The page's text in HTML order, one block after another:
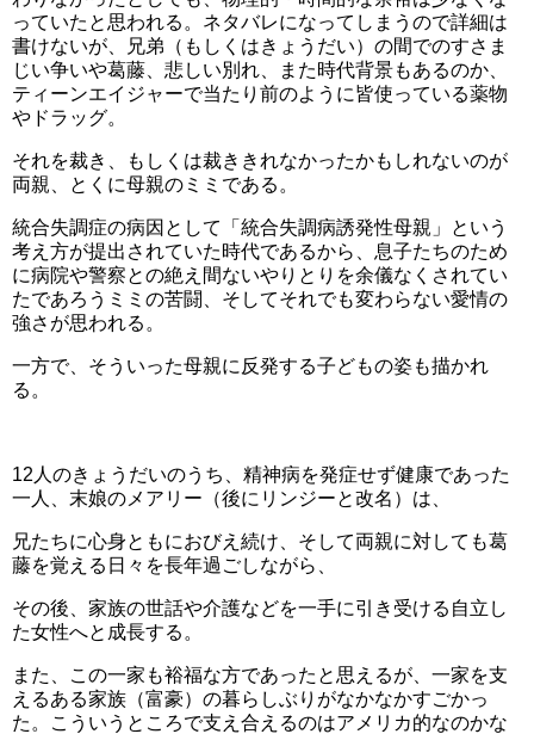
っていたと思われる。ネタバレになってしまうので詳細は
書けないが、兄弟（もしくはきょうだい）の間でのすさま
じい争いや葛藤、悲しい別れ、また時代背景もあるのか、
ティーンエイジャーで当たり前のように皆使っている薬物
やドラッグ。
それを裁き、もしくは裁ききれなかったかもしれないのが
両親、とくに母親のミミである。
統合失調症の病因として「統合失調病誘発性母親」という
考え方が提出されていた時代であるから、息子たちのため
に病院や警察との絶え間ないやりとりを余儀なくされてい
たであろうミミの苦闘、そしてそれでも変わらない愛情の
強さが思われる。
一方で、そういった母親に反発する子どもの姿も描かれ
る。
12人のきょうだいのうち、精神病を発症せず健康であった
一人、末娘のメアリー（後にリンジーと改名）は、
兄たちに心身ともにおびえ続け、そして両親に対しても葛
藤を覚える日々を長年過ごしながら、
その後、家族の世話や介護などを一手に引き受ける自立し
た女性へと成長する。
また、この一家も裕福な方であったと思えるが、一家を支
えるある家族（富豪）の暮らしぶりがなかなかすごかっ
た。こういうところで支え合えるのはアメリカ的なのかな